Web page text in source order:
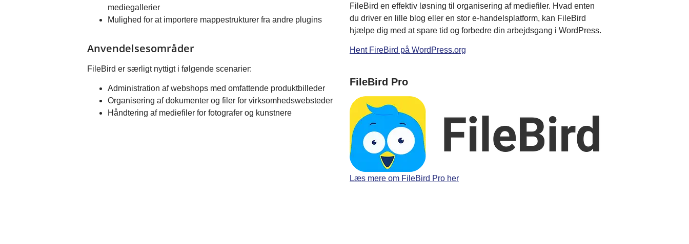
mediegallerier
Mulighed for at importere mappestrukturer fra andre plugins
Anvendelsesområder
FileBird er særligt nyttigt i følgende scenarier:
Administration af webshops med omfattende produktbilleder
Organisering af dokumenter og filer for virksomhedswebsteder
Håndtering af mediefiler for fotografer og kunstnere
FileBird en effektiv løsning til organisering af mediefiler. Hvad enten
du driver en lille blog eller en stor e-handelsplatform, kan FileBird
hjælpe dig med at spare tid og forbedre din arbejdsgang i WordPress.
Hent FireBird på WordPress.org
FileBird Pro
Læs mere om FileBird Pro her